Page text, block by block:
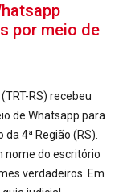
por meio de
RS) recebeu
de Whatsapp para
4ª Região (RS).
nome do escritório
verdadeiros. Em